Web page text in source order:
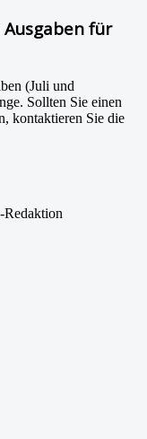
für
(Juli und
Sollten Sie einen
kontaktieren Sie die
Redaktion